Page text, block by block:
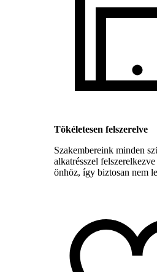
Tökéletesen felszerelve
Szakembereink minden
alkatrésszel
önhöz, így biztosan nem